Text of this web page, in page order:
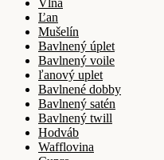
Vlna
Ľan
Mušelín
Bavlnený úplet
Bavlnený voile
ľanový uplet
Bavlnené dobby
Bavlnený satén
Bavlnený twill
Hodváb
Wafflovina